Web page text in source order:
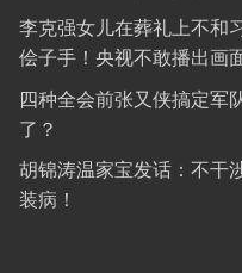
李克强女儿在葬礼上不和
侩子手！央视不敢播出画
四种全会前张又侠搞定军
了？
胡锦涛温家宝发话：不干
装病！